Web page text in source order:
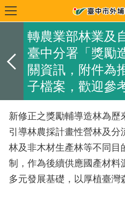
轉農業部林業及
臺中分署「獎勵
關資訊，附件為
子檔案，歡迎參
新修正之獎勵輔導造林為歷
引導林農採計畫性營林及分
林及非木材生產林等不同目
制，作為後續供應國產材料
多元發展基礎，以厚植臺灣